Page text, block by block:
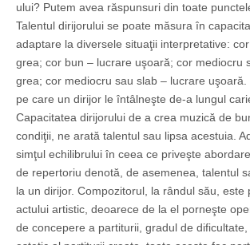
ului? Putem avea răspunsuri din toate
Talentul dirijorului se poate măsura în
adaptare la diversele situaţii interpretative:
grea; cor bun – lucrare uşoară; cor mediocru
grea; cor mediocru sau slab – lucrare
pe care un dirijor le întâlneşte de-a lungul
Capacitatea dirijorului de a crea muzică de
condiţii, ne arată talentul sau lipsa acestuia.
simţul echilibrului în ceea ce priveşte
de repertoriu denotă, de asemenea, talentul
la un dirijor. Compozitorul, la rândul său, este
actului artistic, deoarece de la el porneşte
de concepere a partiturii, gradul de